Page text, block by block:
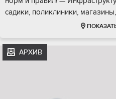
caдики, поликлиники,
АРХИВ